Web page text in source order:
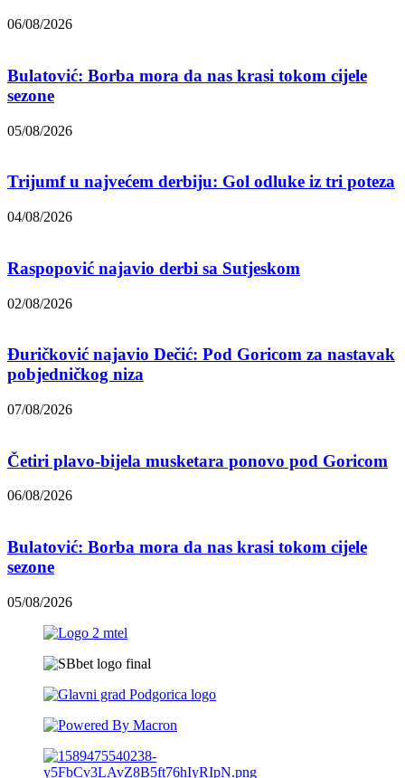
06/08/2026
Bulatović: Borba mora da nas krasi tokom cijele
sezone
05/08/2026
Trijumf u najvećem derbiju: Gol odluke iz tri poteza
04/08/2026
Raspopović najavio derbi sa Sutjeskom
02/08/2026
Đuričković najavio Dečić: Pod Goricom za nastavak
pobjedničkog niza
07/08/2026
Četiri plavo-bijela musketara ponovo pod Goricom
06/08/2026
Bulatović: Borba mora da nas krasi tokom cijele
sezone
05/08/2026